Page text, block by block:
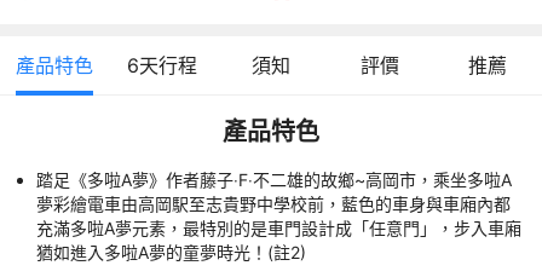
產品特色 6天行程 須知 評價 推薦
產品特色
踏足《多啦A夢》作者藤子‧F‧不二雄的故鄉~高岡市，乘坐多啦A
夢彩繪電車由高岡駅至志貴野中學校前，藍色的車身與車廂內都
充滿多啦A夢元素，最特別的是車門設計成「任意門」，步入車廂
猶如進入多啦A夢的童夢時光！(註2)